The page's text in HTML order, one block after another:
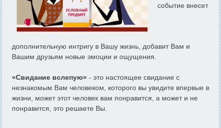
событие внесет
дополнительную интригу в Вашу жизнь, добавит Вам и
Вашим друзьям новые эмоции и ощущения.
«Свидание вслепую» - это настоящее свидание с
незнакомым Вам человеком, которого вы увидите впервые в
жизни, может этот человек вам понравится, а может и не
понравится, это решаете Вы.